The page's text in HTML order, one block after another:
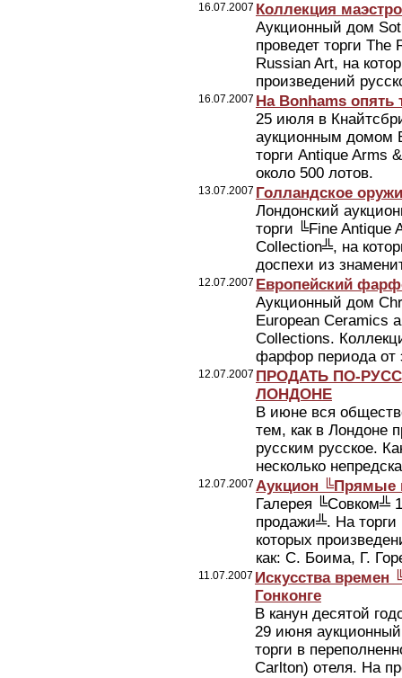
16.07.2007 Коллекция
Аукционный дом
проведет торги
Russian Art, на
произведений
16.07.2007 На Bonhams опять
25 июля в
аукционным домом
торги Antique Arms
около 500 лотов.
13.07.2007 Голландское
Лондонский
торги ╚Fine Antique
Collection╩, на
доспехи из
12.07.2007 Европейский
Аукционный дом
European Ceramics
Collections.
фарфор периода от
12.07.2007 ПРОДАТЬ ПО-
ЛОНДОНЕ
В июне вся
тем, как в Лондоне
русским русское.
несколько
12.07.2007 Аукцион ╚Прямые
Галерея ╚Совком╩
продажи╩. На торги
которых
как: С. Боима, Г.
11.07.2007 Искусства времен
Гонконге
В канун десятой
29 июня
торги в
Carlton) отеля. На